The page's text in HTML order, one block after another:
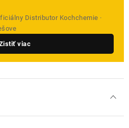
Distributor Kochchemie ·
viac